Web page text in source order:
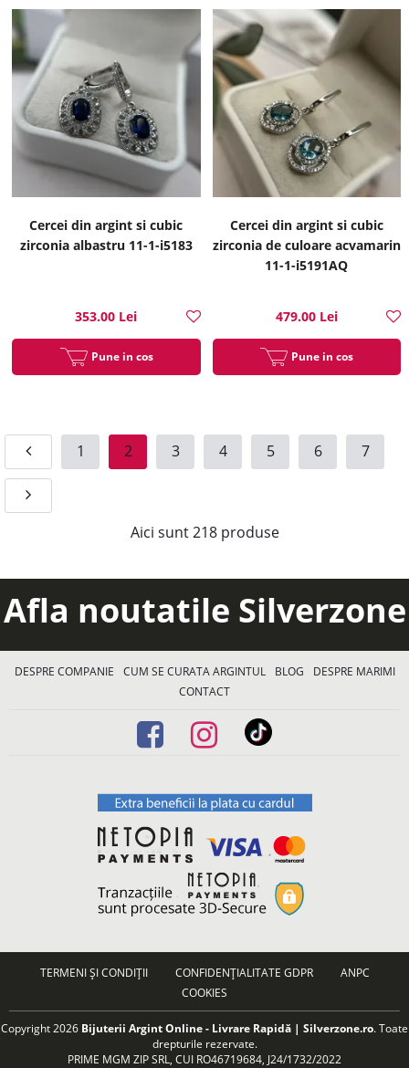
Cercei din argint si cubic
zirconia albastru 11-1-i5183
353.00 Lei
Pune in cos
Cercei din argint si cubic
zirconia de culoare acvamarin
11-1-i5191AQ
479.00 Lei
Pune in cos
1 2 3 4 5 6 7
Aici sunt218produse
Afla noutatile Silverzone
DESPRE COMPANIE CUM SE CURATA ARGINTUL BLOG
DESPRE MARIMI
CONTACT
TERMENI ȘI CONDIȚII CONFIDENȚIALITATE GDPR
ANPC
COOKIES
Copyright 2026 Bijuterii Argint Online - Livrare Rapidă | Silverzone.ro. Toate
drepturile rezervate.
PRIME MGM ZIP SRL, CUI RO46719684, J24/1732/2022